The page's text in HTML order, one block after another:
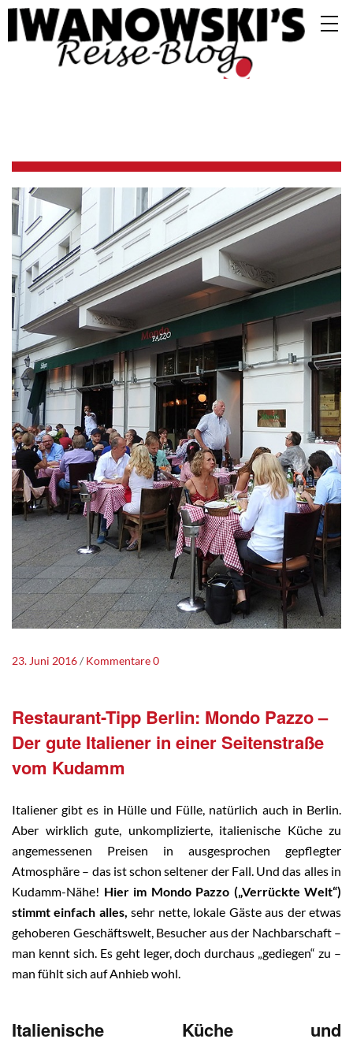
23. Juni 2016 Kommentare 0
Restaurant-Tipp Berlin: Mondo Pazzo –
Der gute Italiener in einer Seitenstraße
vom Kudamm
Italiener gibt es in Hülle und Fülle, natürlich auch in Berlin.
Aber wirklich gute, unkomplizierte, italienische Küche zu
angemessenen Preisen in ausgesprochen gepflegter
Atmosphäre – das ist schon seltener der Fall. Und das alles in
Kudamm-Nähe! Hier im Mondo Pazzo („Verrückte Welt“)
stimmt einfach alles, sehr nette, lokale Gäste aus der etwas
gehoberen Geschäftswelt, Besucher aus der Nachbarschaft –
man kennt sich. Es geht leger, doch durchaus „gediegen“ zu –
man fühlt sich auf Anhieb wohl.
Italienische Küche und